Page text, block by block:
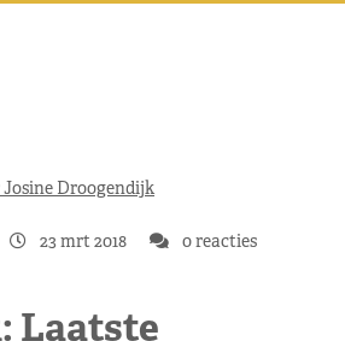
Josine Droogendijk
23 mrt 2018 0 reacties
Laatste